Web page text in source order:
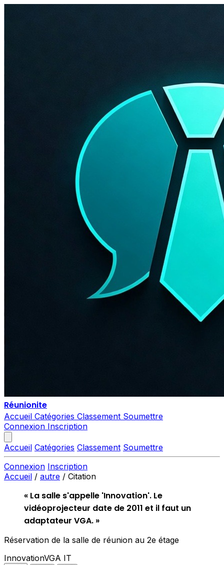
Réunionite
Accueil Catégories Classement Soumettre
Connexion Inscription
Accueil Catégories Classement Soumettre
Connexion Inscription
Accueil / autre / Citation
« La salle s'appelle 'Innovation'. Le
vidéoprojecteur date de 2011 et il faut un
adaptateur VGA. »
Réservation de la salle de réunion au 2e étage
InnovationVGA IT